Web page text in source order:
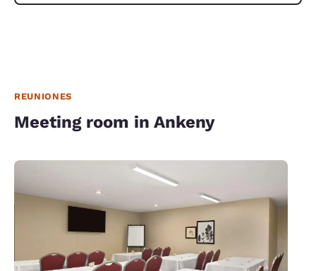
REUNIONES
Meeting room in Ankeny